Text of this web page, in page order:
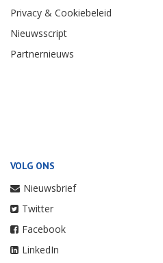
Privacy & Cookiebeleid
Nieuwsscript
Partnernieuws
VOLG ONS
Nieuwsbrief
Twitter
Facebook
LinkedIn